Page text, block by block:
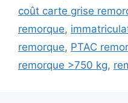
coût carte grise
remorque,
remorque, PTAC
remorque >750 kg,